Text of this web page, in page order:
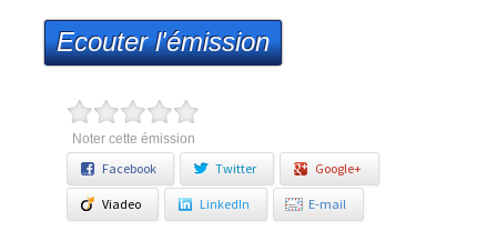
Ecouter l'émission
Noter cette émission
Facebook Twitter Google+
Viadeo LinkedIn E-mail